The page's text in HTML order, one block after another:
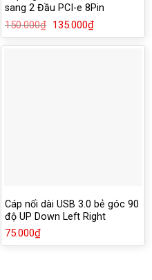
sang 2 Đầu PCI-e 8Pin
(6+2Pin)
150.000₫
Giá
là:
135.000₫Giá
hiện
tại
Cáp nối dài USB 3.0 bẻ góc 90
độ UP Down Left Right
75.000₫